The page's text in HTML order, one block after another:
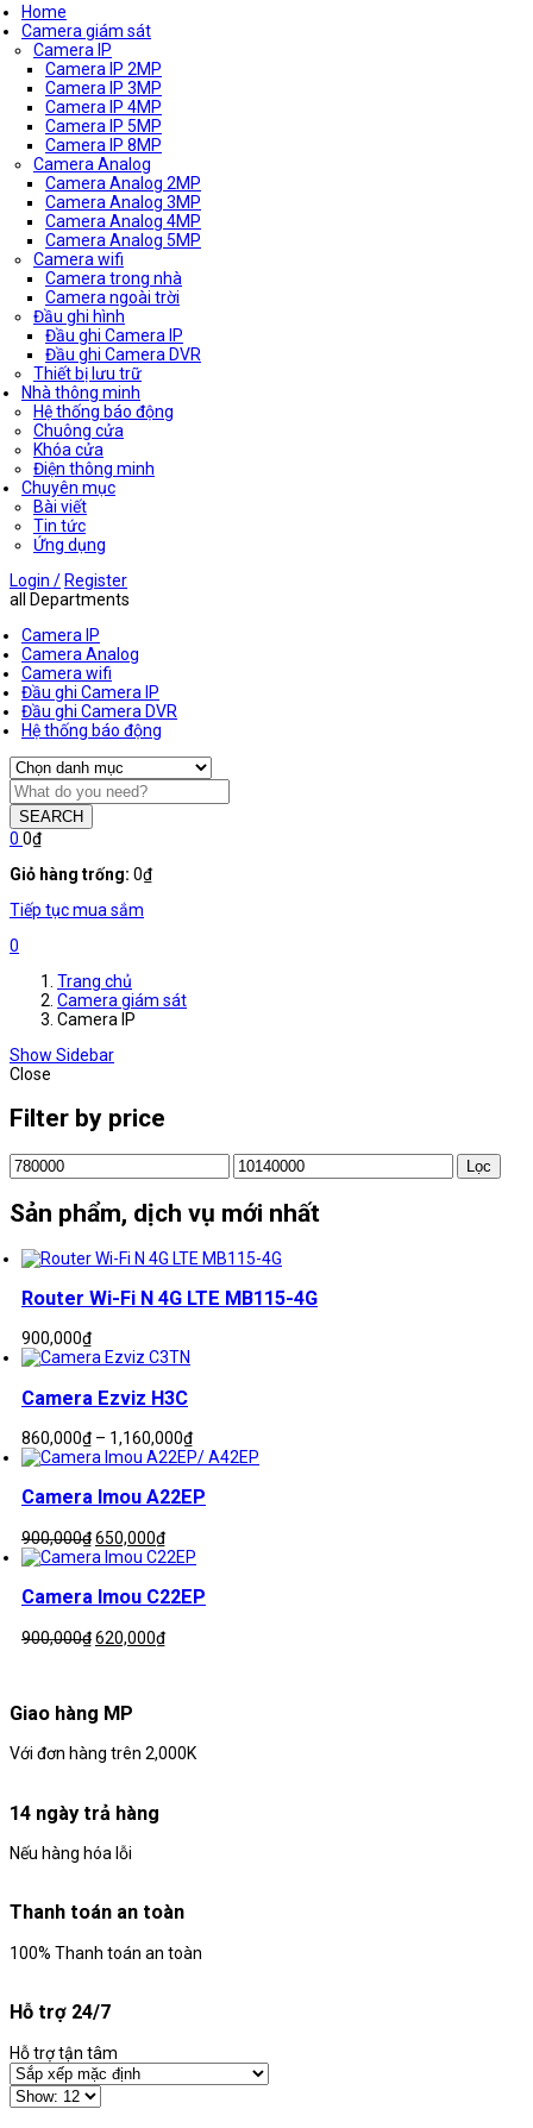
Home
Camera giám sát
Camera IP
Camera IP 2MP
Camera IP 3MP
Camera IP 4MP
Camera IP 5MP
Camera IP 8MP
Camera Analog
Camera Analog 2MP
Camera Analog 3MP
Camera Analog 4MP
Camera Analog 5MP
Camera wifi
Camera trong nhà
Camera ngoài trời
Đầu ghi hình
Đầu ghi Camera IP
Đầu ghi Camera DVR
Thiết bị lưu trữ
Nhà thông minh
Hệ thống báo động
Chuông cửa
Khóa cửa
Điện thông minh
Chuyên mục
Bài viết
Tin tức
Ứng dụng
Login / Register
all Departments
Camera IP
Camera Analog
Camera wifi
Đầu ghi Camera IP
Đầu ghi Camera DVR
Hệ thống báo động
SEARCH
0 0₫
Giỏ hàng trống: 0₫
Tiếp tục mua sắm
0
Trang chủ
Camera giám sát
Camera IP
Show Sidebar
Close
Filter by price
Giá
tối
thiểu
Giá
tối
đa
Lọc
Sản phẩm, dịch vụ mới nhất
Router Wi-Fi N 4G LTE MB115-4G
900,000₫
Camera Ezviz H3C
860,000₫ – 1,160,000₫Khoảng
giá:
860,000₫
Camera Imou A22EP
900,000₫Giá
gốc
900,000₫.
650,000₫Giá
hiện
là:
Camera Imou C22EP
900,000₫Giá
620,000₫Giá
Giao hàng MP
Với đơn hàng trên 2,000K
14 ngày trả hàng
Nếu hàng hóa lỗi
Thanh toán an toàn
100% Thanh toán an toàn
Hỗ trợ 24/7
Hỗ trợ tận tâm